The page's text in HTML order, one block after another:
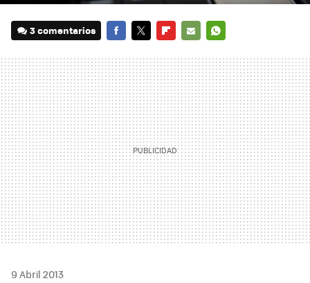
3 comentarios
MAIL
9 Abril 2013